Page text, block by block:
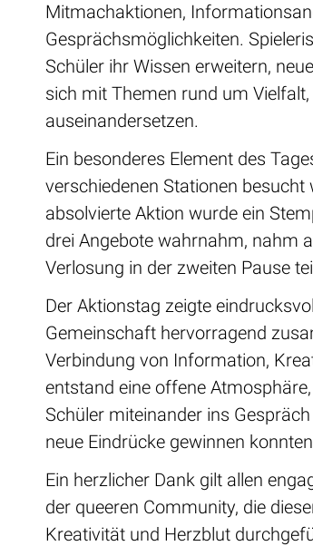
Mitmachaktionen,
Gesprächsmöglichkeiten.
Schüler ihr Wissen erweitern,
sich mit Themen rund um
auseinandersetzen.
Ein besonderes Element des
verschiedenen Stationen
absolvierte Aktion wurde ein
drei Angebote wahrnahm, nahm
Verlosung in der zweiten Pause
Der Aktionstag zeigte
Gemeinschaft hervorragend
Verbindung von Information,
entstand eine offene
Schüler miteinander ins
neue Eindrücke gewinnen
Ein herzlicher Dank gilt allen
der queeren Community, die
Kreativität und Herzblut